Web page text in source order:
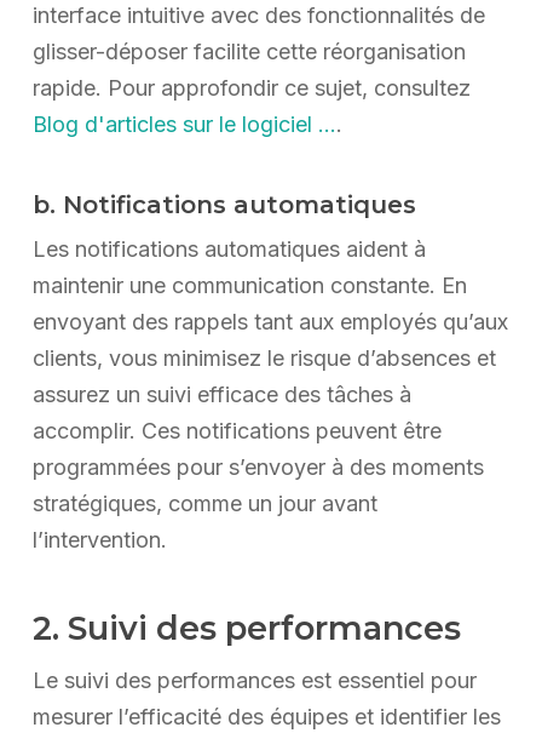
interface intuitive avec des fonctionnalités de
glisser-déposer facilite cette réorganisation
rapide. Pour approfondir ce sujet, consultez
Blog d'articles sur le logiciel ….
b. Notifications automatiques
Les notifications automatiques aident à
maintenir une communication constante. En
envoyant des rappels tant aux employés qu’aux
clients, vous minimisez le risque d’absences et
assurez un suivi efficace des tâches à
accomplir. Ces notifications peuvent être
programmées pour s’envoyer à des moments
stratégiques, comme un jour avant
l’intervention.
2. Suivi des performances
Le suivi des performances est essentiel pour
mesurer l’efficacité des équipes et identifier les